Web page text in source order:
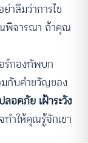
าลืมว่าการไข
ณพิจารณา ถ้าคุณ
ร์กองทัพบก
กับคำขวัญของ
ลอดภัย เฝ้าระวัง
ำให้คุณรู้จักเขา